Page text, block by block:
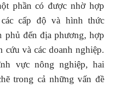
phần có được nhờ hợp
cấp độ và hình thức
phủ đến địa phương, hợp
cứu và các doanh nghiệp.
vực nông nghiệp, hai
trong cả những vấn đề